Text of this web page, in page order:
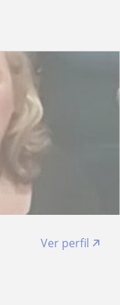
Ver perfil